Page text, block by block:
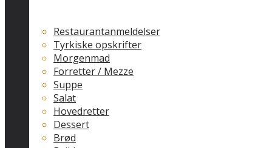
Restaurantanmeldelser
Tyrkiske opskrifter
Morgenmad
Forretter / Mezze
Suppe
Salat
Hovedretter
Dessert
Brød